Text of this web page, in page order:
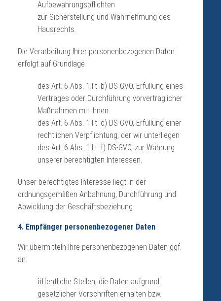
Aufbewahrungspflichten
zur Sicherstellung und Wahrnehmung des
Hausrechts.
Die Verarbeitung Ihrer personenbezogenen Daten
erfolgt auf Grundlage
des Art. 6 Abs. 1 lit. b) DS-GVO, Erfüllung eines
Vertrages oder Durchführung vorvertraglicher
Maßnahmen mit Ihnen
des Art. 6 Abs. 1 lit. c) DS-GVO, Erfüllung einer
rechtlichen Verpflichtung, der wir unterliegen
des Art. 6 Abs. 1 lit. f) DS-GVO, zur Wahrung
unserer berechtigten Interessen.
Unser berechtigtes Interesse liegt in der
ordnungsgemäßen Anbahnung, Durchführung und
Abwicklung der Geschäftsbeziehung.
4. Empfänger personenbezogener Daten
Wir übermitteln Ihre personenbezogenen Daten ggf.
an:
öffentliche Stellen, die Daten aufgrund
gesetzlicher Vorschriften erhalten bzw.